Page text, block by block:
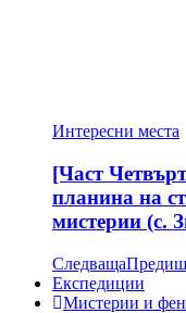
Интересни места
[Част
планина на
мистерии (с.
Следваща
Експедиции
Мистерии и